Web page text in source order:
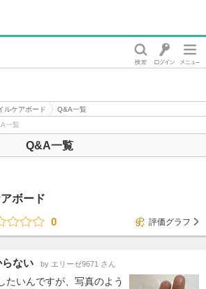
ルケアボード
Q&A一覧
一覧
Q&A一覧
ボード
0
評価グラフ
らない by エリーゼ9671 さん
たいんですが、写真のよう